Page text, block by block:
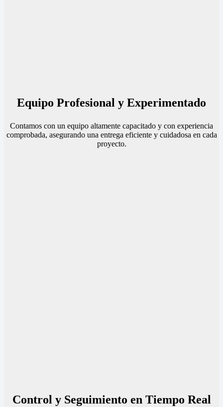
Equipo Profesional y Experimentado
Contamos con un equipo altamente capacitado y con experiencia
comprobada, asegurando una entrega eficiente y cuidadosa en cada
proyecto.
Control y Seguimiento en Tiempo Real